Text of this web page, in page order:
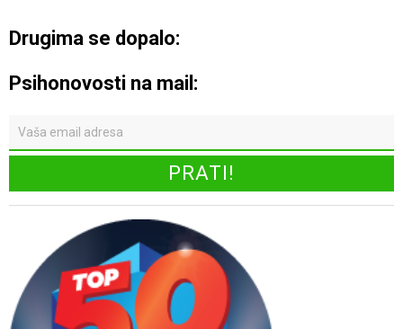
Drugima se dopalo:
Psihonovosti na mail: